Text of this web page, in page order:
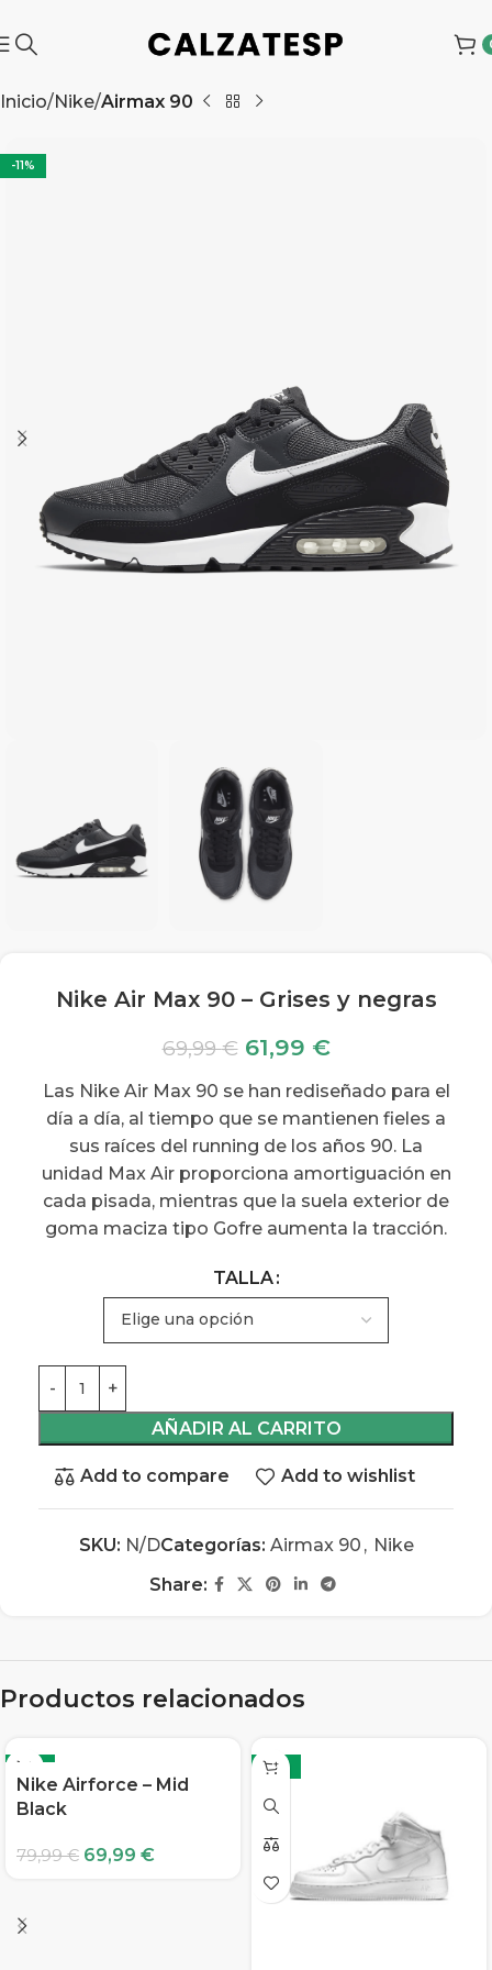
Inicio Nike Airmax 90
-11%
Nike Air Max 90 – Grises y negras
69,99€ 61,99 €
Las Nike Air Max 90 se han rediseñado para el
día a día, al tiempo que se mantienen fieles a
sus raíces del running de los años 90. La
unidad Max Air proporciona amortiguación en
cada pisada, mientras que la suela exterior de
goma maciza tipo Gofre aumenta la tracción.
TALLA
AÑADIR AL CARRITO
Add to compare Add to wishlist
SKU: N/DCategorías: Airmax 90 , Nike
Share:
Productos relacionados
-13%
Nike Airforce – Mid
Black
79,99€ 69,99 €
-13%